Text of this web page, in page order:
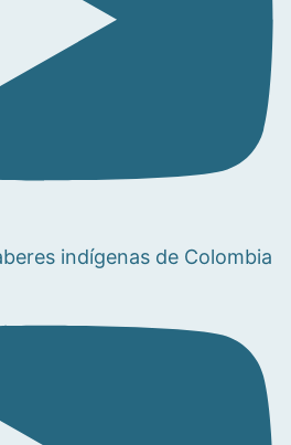
indígenas de Colombia